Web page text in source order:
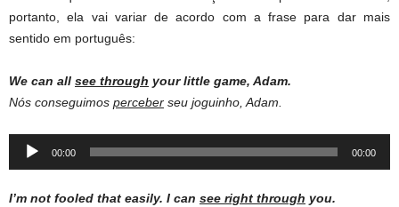
portanto, ela vai variar de acordo com a frase para dar mais
sentido em português:
We can all see through yourlittle game, Adam.
Nós conseguimos perceber seu joguinho, Adam.
Audio
00:00 00:00
I’m not fooled that easily. I can see right through you.